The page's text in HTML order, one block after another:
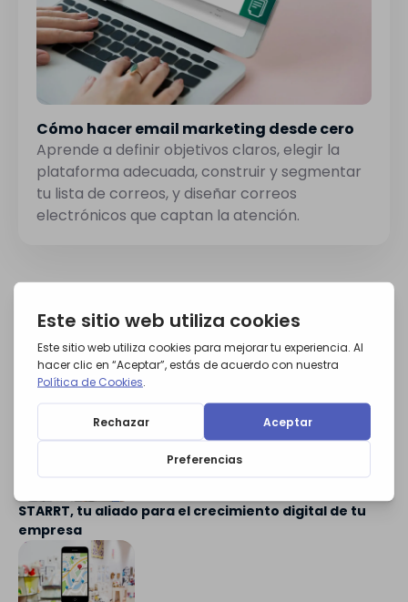
Cómo hacer email marketing desde cero
Aprende a definir objetivos claros, elegir la
plataforma adecuada, construir y segmentar
tu lista de correos, y diseñar correos
electrónicos que captan la atención.
Artículos destacados
STARRT, tu aliado para el crecimiento digital de tu
empresa